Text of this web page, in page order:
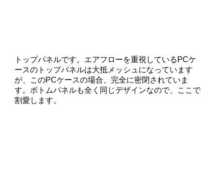
トップパネルです。エアフローを重視しているPCケ
ースのトップパネルは大抵メッシュになっています
が、このPCケースの場合、完全に密閉されていま
す。ボトムパネルも全く同じデザインなので、ここで
割愛します。